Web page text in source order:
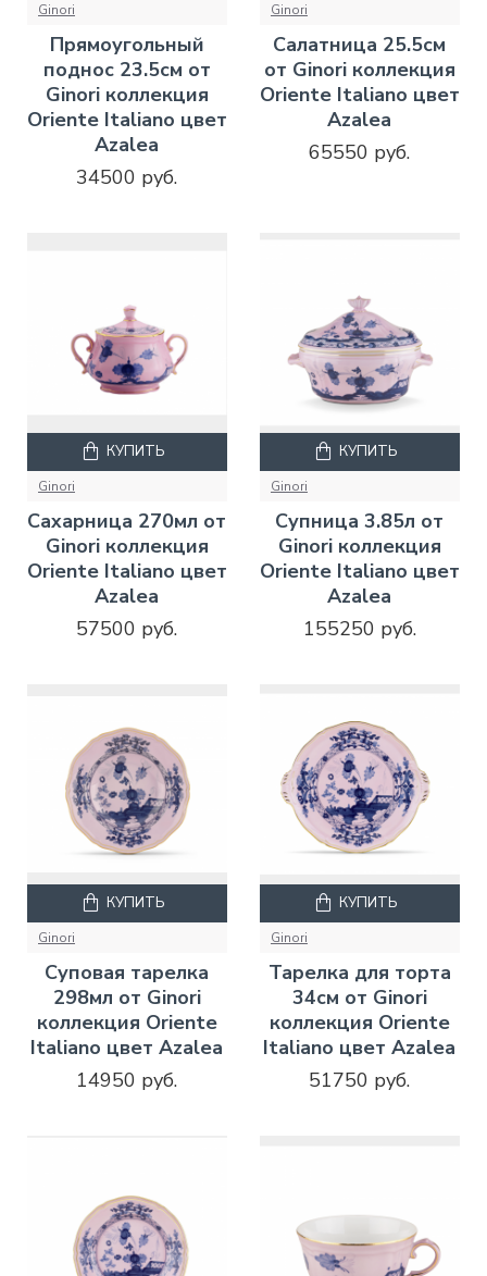
Ginori
Прямоугольный
поднос 23.5см от
Ginori коллекция
Oriente Italiano цвет
Azalea
34500 руб.
Ginori
Салатница 25.5см
от Ginori коллекция
Oriente Italiano цвет
Azalea
65550 руб.
Ginori
Сахарница 270мл от
Ginori коллекция
Oriente Italiano цвет
Azalea
57500 руб.
КУПИТЬ
Ginori
Супница 3.85л от
Ginori коллекция
Oriente Italiano цвет
Azalea
155250 руб.
КУПИТЬ
Ginori
Суповая тарелка
298мл от Ginori
коллекция Oriente
Italiano цвет Azalea
14950 руб.
КУПИТЬ
Ginori
Тарелка для торта
34см от Ginori
коллекция Oriente
Italiano цвет Azalea
51750 руб.
КУПИТЬ